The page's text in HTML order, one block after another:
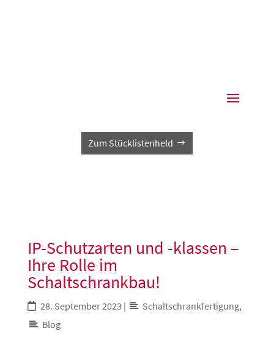
Zum Stücklistenheld
07974 9323-0 wied@wied.de
Regional – national – global
IP-Schutzarten und -klassen –
Ihre Rolle im
Schaltschrankbau!
28. September 2023 | Schaltschrankfertigung,
Blog